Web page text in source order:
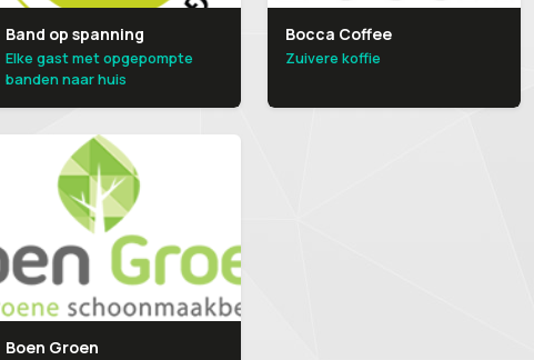
Band op spanning
Elke gast met opgepompte
banden naar huis
Bocca Coffee
Zuivere koffie
Boen Groen